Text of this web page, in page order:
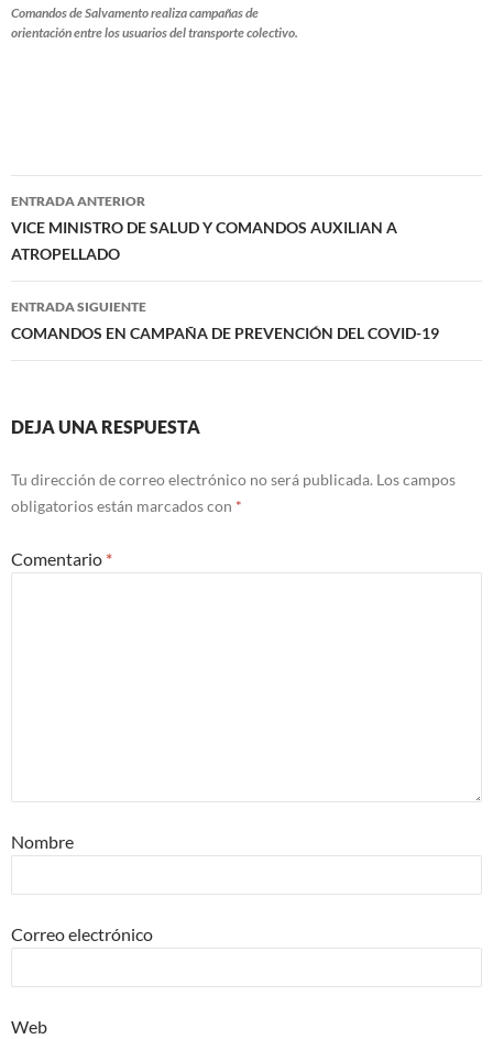
Comandos de Salvamento realiza campañas de
orientación entre los usuarios del transporte colectivo.
Navegación
de
entradas
ENTRADA ANTERIOR
VICE MINISTRO DE SALUD Y COMANDOS AUXILIAN A
ATROPELLADO
ENTRADA SIGUIENTE
COMANDOS EN CAMPAÑA DE PREVENCIÓN DEL COVID-19
DEJA UNA RESPUESTA
Tu dirección de correo electrónico no será publicada. Los campos
obligatorios están marcados con *
Comentario *
Nombre
Correo electrónico
Web